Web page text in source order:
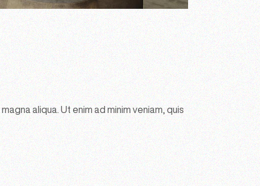
aliqua. Ut enim ad minim veniam, quis